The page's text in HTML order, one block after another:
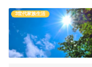
3世代家族生活